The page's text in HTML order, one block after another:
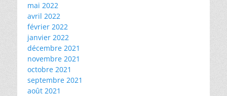
mai 2022
avril 2022
février 2022
janvier 2022
décembre 2021
novembre 2021
octobre 2021
septembre 2021
août 2021